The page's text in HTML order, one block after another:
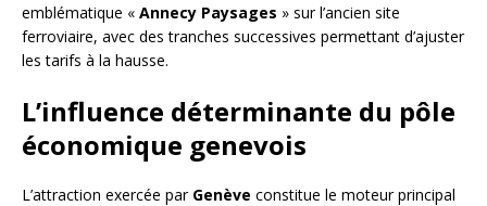
emblématique « Annecy Paysages » sur l’ancien site
ferroviaire, avec des tranches successives permettant d’ajuster
les tarifs à la hausse.
L’influence déterminante du pôle
économique genevois
L’attraction exercée par Genève constitue le moteur principal